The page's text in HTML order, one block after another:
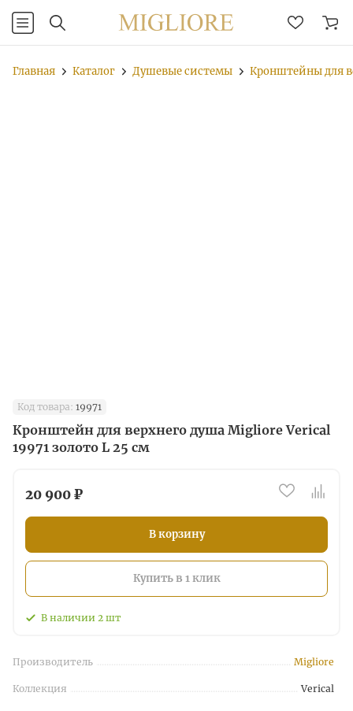
Главная Каталог Душевые системы Кронштейны для
Код товара: 19971
Кронштейн для верхнего душа Migliore Verical
19971 золото L 25 см
20 900 ₽
В корзину
Купить в 1 клик
В наличии 2 шт
Производитель Migliore
Коллекция Verical